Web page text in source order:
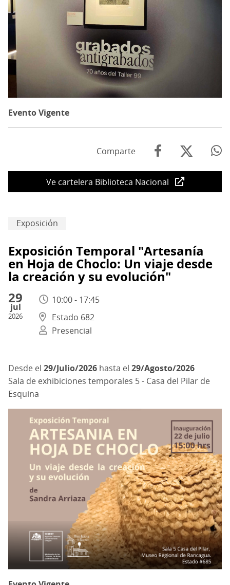
Evento Vigente
Comparte
Ve cartelera Biblioteca Nacional
Exposición
Exposición Temporal "Artesanía
en Hoja de Choclo: Un viaje desde
la creación y su evolución"
29
jul
2026
10:00 - 17:45
Estado 682
Presencial
29/Julio/2026 hasta el 29/Agosto/2026
Sala de exhibiciones temporales 5 - Casa del Pilar de
Esquina